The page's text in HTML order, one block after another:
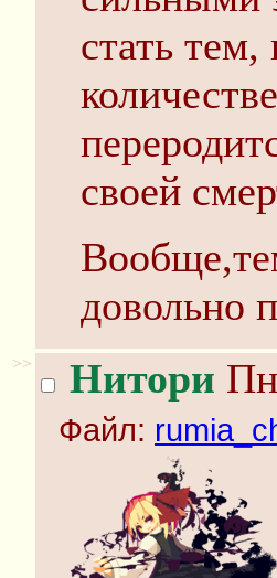
стать
своей
довольно
>> Нитори
Файл: